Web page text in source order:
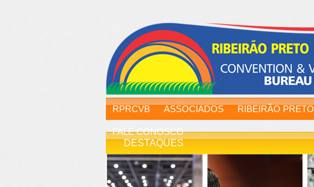
RPRCVB ASSOCIADOS RIBEIRÃO PRETO
FALE CONOSCO
DESTAQUES